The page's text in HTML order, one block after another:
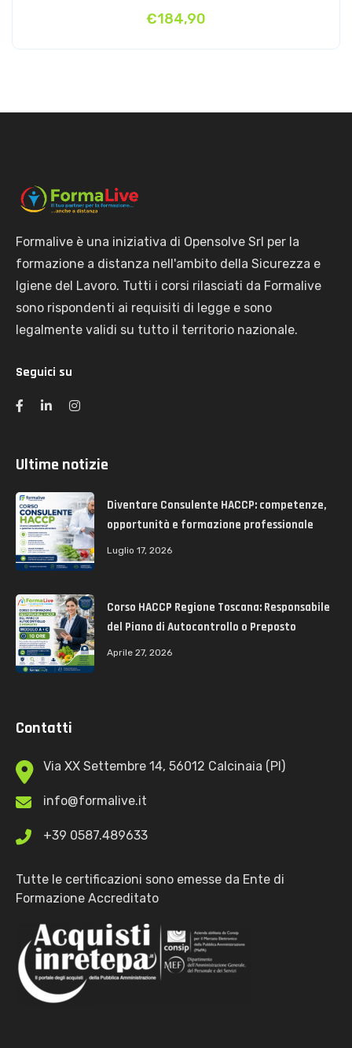
€184,90
Formalive è una iniziativa di Opensolve Srl per la
formazione a distanza nell'ambito della Sicurezza e
Igiene del Lavoro. Tutti i corsi rilasciati da Formalive
sono rispondenti ai requisiti di legge e sono
legalmente validi su tutto il territorio nazionale.
Seguici su
Ultime notizie
Diventare Consulente HACCP: competenze,
opportunità e formazione professionale
Luglio 17, 2026
Corso HACCP Regione Toscana: Responsabile
del Piano di Autocontrollo o Preposto
Aprile 27, 2026
Contatti
Via XX Settembre 14, 56012 Calcinaia (PI)
info@formalive.it
+39 0587.489633
Tutte le certificazioni sono emesse da Ente di
Formazione Accreditato